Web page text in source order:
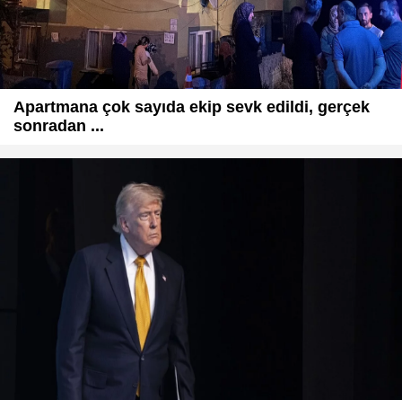
Apartmana çok sayıda ekip sevk edildi, gerçek
sonradan ...